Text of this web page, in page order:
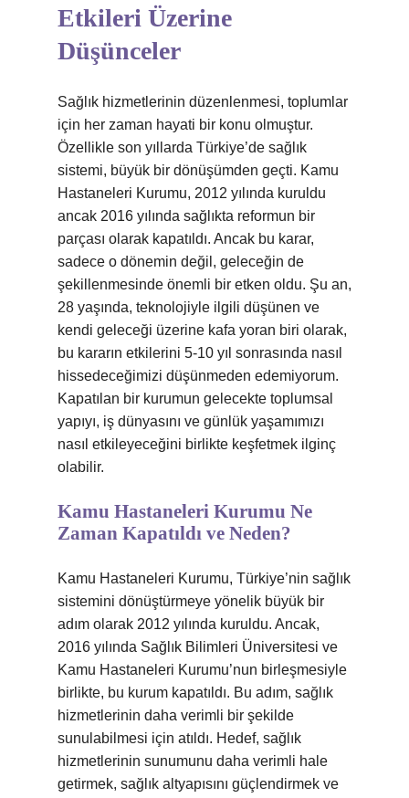
Etkileri Üzerine
Düşünceler
Sağlık hizmetlerinin düzenlenmesi, toplumlar
için her zaman hayati bir konu olmuştur.
Özellikle son yıllarda Türkiye’de sağlık
sistemi, büyük bir dönüşümden geçti. Kamu
Hastaneleri Kurumu, 2012 yılında kuruldu
ancak 2016 yılında sağlıkta reformun bir
parçası olarak kapatıldı. Ancak bu karar,
sadece o dönemin değil, geleceğin de
şekillenmesinde önemli bir etken oldu. Şu an,
28 yaşında, teknolojiyle ilgili düşünen ve
kendi geleceği üzerine kafa yoran biri olarak,
bu kararın etkilerini 5-10 yıl sonrasında nasıl
hissedeceğimizi düşünmeden edemiyorum.
Kapatılan bir kurumun gelecekte toplumsal
yapıyı, iş dünyasını ve günlük yaşamımızı
nasıl etkileyeceğini birlikte keşfetmek ilginç
olabilir.
Kamu Hastaneleri Kurumu Ne
Zaman Kapatıldı ve Neden?
Kamu Hastaneleri Kurumu, Türkiye’nin sağlık
sistemini dönüştürmeye yönelik büyük bir
adım olarak 2012 yılında kuruldu. Ancak,
2016 yılında Sağlık Bilimleri Üniversitesi ve
Kamu Hastaneleri Kurumu’nun birleşmesiyle
birlikte, bu kurum kapatıldı. Bu adım, sağlık
hizmetlerinin daha verimli bir şekilde
sunulabilmesi için atıldı. Hedef, sağlık
hizmetlerinin sunumunu daha verimli hale
getirmek, sağlık altyapısını güçlendirmek ve